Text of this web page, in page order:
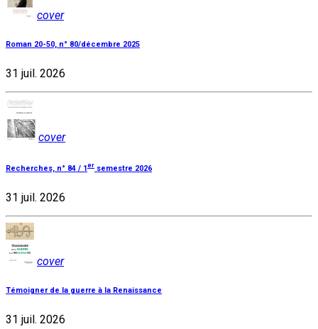
cover
Roman 20-50, n° 80/décembre 2025
31 juil. 2026
cover
Recherches, n° 84 / 1er semestre 2026
31 juil. 2026
cover
Témoigner de la guerre à la Renaissance
31 juil. 2026